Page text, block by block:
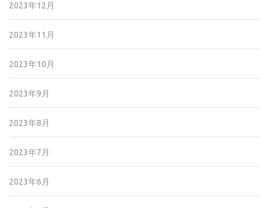
2023年12月
2023年11月
2023年10月
2023年9月
2023年8月
2023年7月
2023年6月